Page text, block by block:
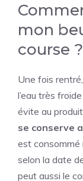
mon
course ?
Une fois
l’eau très
évite au
se conserve
est consommé
selon la date
peut aussi le